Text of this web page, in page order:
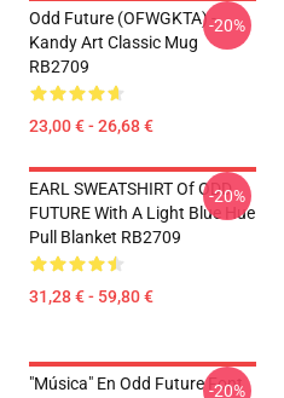
Odd Future (OFWGKTA) -
Kandy Art Classic Mug
RB2709
23,00 € - 26,68 €
-20%
EARL SWEATSHIRT Of ODD
FUTURE With A Light Blue Hue
Pull Blanket RB2709
31,28 € - 59,80 €
-20%
"Música" En Odd Future Font
-20%